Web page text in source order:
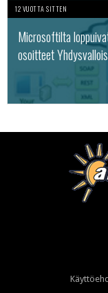
12 VUOTTA SITTEN
Microsoftilta
osoitteet